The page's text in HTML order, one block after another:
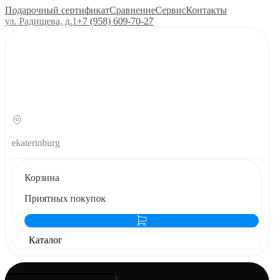
Подарочный сертификатСравнениеСервисКонтакты
ул. Радищева, д.1+7 (958) 609‑70‑27
ekaterinburg
Корзина
Приятных покупок
Каталог